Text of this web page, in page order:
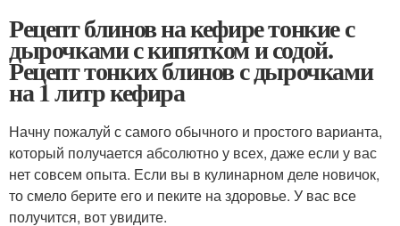
Рецепт блинов на кефире тонкие с
дырочками с кипятком и содой.
Рецепт тонких блинов с дырочками
на 1 литр кефира
Начну пожалуй с самого обычного и простого варианта,
который получается абсолютно у всех, даже если у вас
нет совсем опыта. Если вы в кулинарном деле новичок,
то смело берите его и пеките на здоровье. У вас все
получится, вот увидите.